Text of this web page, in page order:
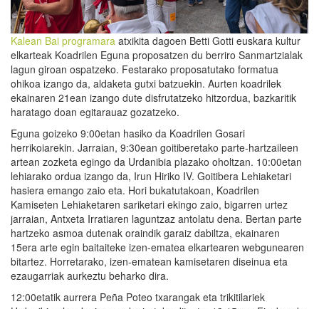
Kalean Bai programara atxikita dagoen Betti Gotti euskara kultur
elkarteak Koadrilen Eguna proposatzen du berriro Sanmartzialak
lagun giroan ospatzeko. Festarako proposatutako formatua
ohikoa izango da, aldaketa gutxi batzuekin. Aurten koadrilek
ekainaren 21ean izango dute disfrutatzeko hitzordua, bazkaritik
haratago doan egitarauaz gozatzeko.
Eguna goizeko 9:00etan hasiko da Koadrilen Gosari
herrikoiarekin. Jarraian, 9:30ean goitiberetako parte-hartzaileen
artean zozketa egingo da Urdanibia plazako oholtzan. 10:00etan
lehiarako ordua izango da, Irun Hiriko IV. Goitibera Lehiaketari
hasiera emango zaio eta. Hori bukatutakoan, Koadrilen
Kamiseten Lehiaketaren sariketari ekingo zaio, bigarren urtez
jarraian, Antxeta Irratiaren laguntzaz antolatu dena. Bertan parte
hartzeko asmoa dutenak oraindik garaiz dabiltza, ekainaren
15era arte egin baitaiteke izen-ematea elkartearen webgunearen
bitartez. Horretarako, izen-ematean kamisetaren diseinua eta
ezaugarriak aurkeztu beharko dira.
12:00etatik aurrera Peña Poteo txarangak eta trikitilariek